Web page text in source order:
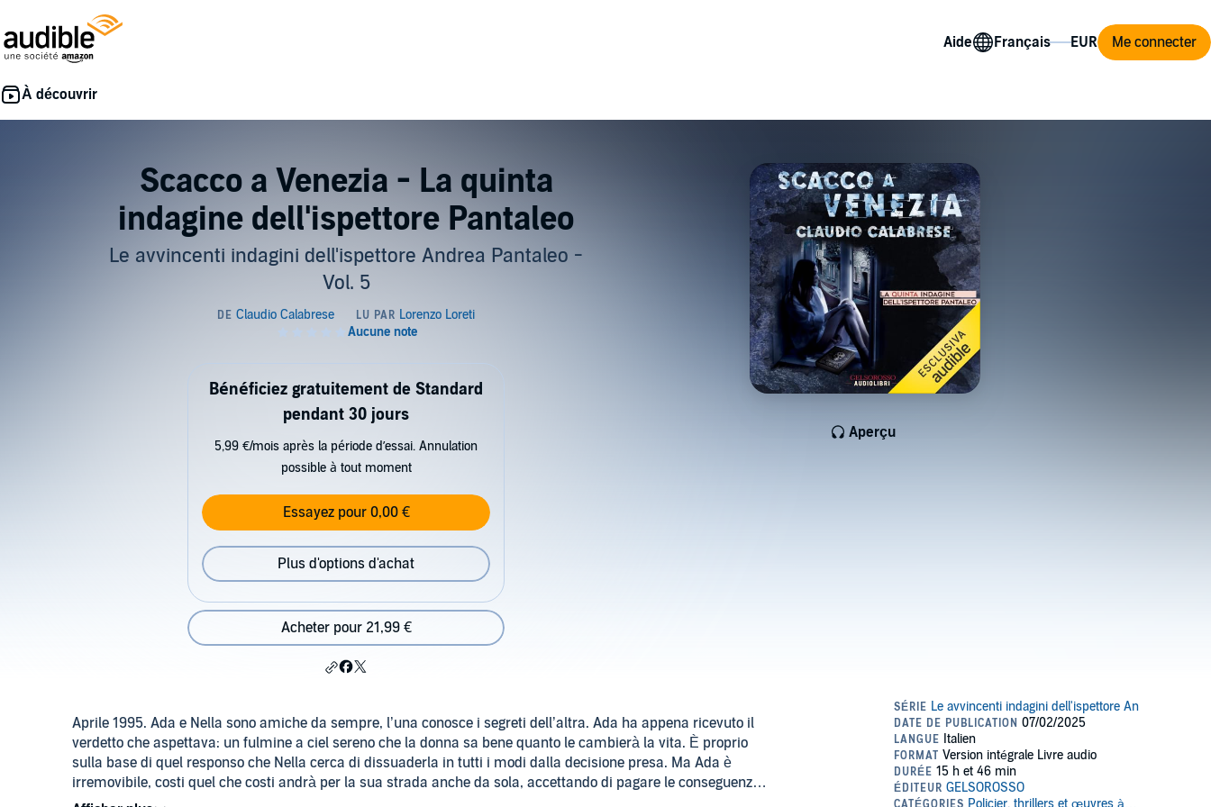
Aide Me connecter
Scacco a Venezia - La quinta
indagine dell'ispettore Pantaleo
Le avvincenti indagini dell'ispettore Andrea Pantaleo -
Vol. 5
Aperçu
Bénéficiez gratuitement de Standard
pendant 30 jours
5,99 €/mois après la période d’essai. Annulation
possible à tout moment
Essayez pour 0,00 €
Plus d'options d'achat
Acheter pour 21,99 €
Aprile 1995. Ada e Nella sono amiche da sempre, l’una conosce i segreti dell’altra. Ada ha appena ricevuto il
verdetto che aspettava: un fulmine a ciel sereno che la donna sa bene quanto le cambierà la vita. È proprio
sulla base di quel responso che Nella cerca di dissuaderla in tutti i modi dalla decisione presa. Ma Ada è
irremovibile, costi quel che costi andrà per la sua strada anche da sola, accettando di pagare le conseguenze
della sua scelta.